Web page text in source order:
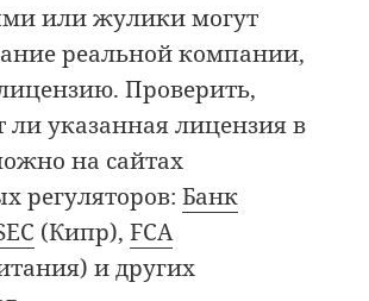
или жулики могут
реальной компании,
Проверить,
ли указанная лицензия в
на сайтах
регуляторов:Банк
(Кипр),FCA
и других